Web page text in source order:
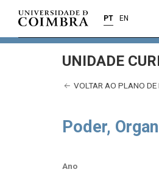
PT EN
UNIDADE
VOLTAR AO PLANO DE
Poder,
Ano